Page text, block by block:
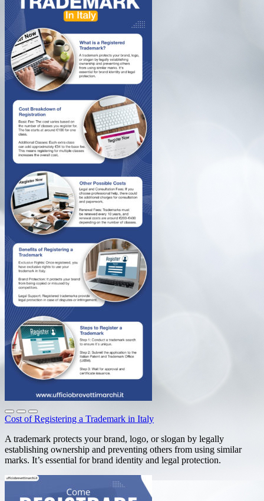
Cost of Registering a Trademark in Italy
A trademark protects your brand, logo, or slogan by legally
establishing ownership and preventing others from using similar
marks. It’s essential for brand identity and legal protection.